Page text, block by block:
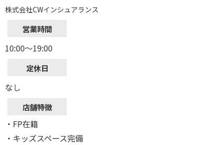
株式会社CWインシュアランス
営業時間
10:00～19:00
定休日
なし
店舗特徴
・FP在籍
・キッズスペース完備